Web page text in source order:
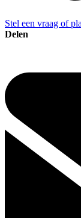
Stel een vraag of
Delen